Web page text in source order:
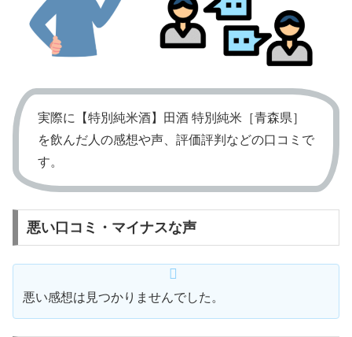
実際に【特別純米酒】田酒 特別純米［青森県］
を飲んだ人の感想や声、評価評判などの口コミで
す。
悪い口コミ・マイナスな声
悪い感想は見つかりませんでした。